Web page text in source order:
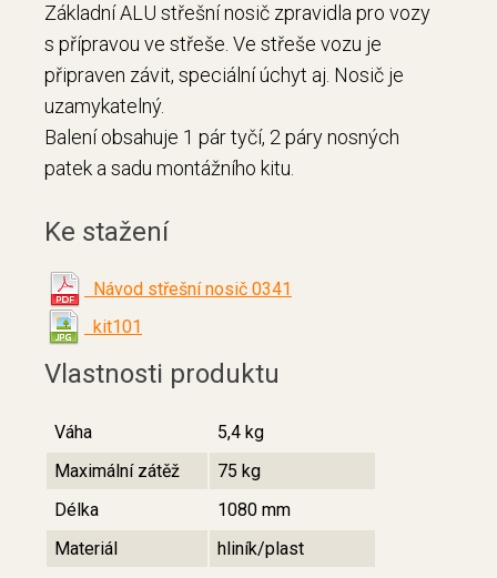
Základní ALU střešní nosič zpravidla pro vozy
s přípravou ve střeše. Ve střeše vozu je
připraven závit, speciální úchyt aj. Nosič je
uzamykatelný.
Balení obsahuje 1 pár tyčí, 2 páry nosných
patek a sadu montážního kitu.
Ke stažení
Návod střešní nosič 0341
kit101
Vlastnosti produktu
Váha
5,4 kg
Maximální zátěž
75 kg
Délka
1080 mm
Materiál
hliník/plast